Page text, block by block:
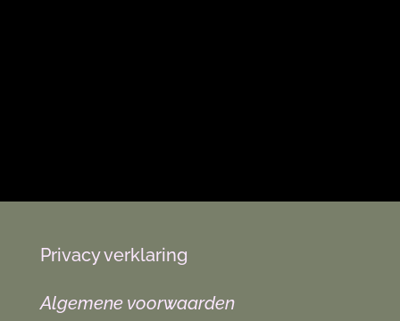
Privacy verklaring
Algemene voorwaarden